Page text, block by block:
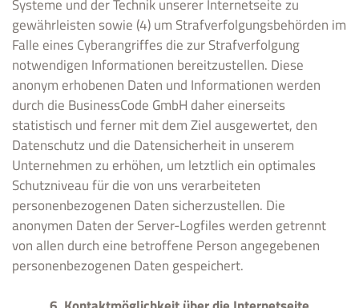
Systeme und der Technik unserer Internetseite zu
gewährleisten sowie (4) um Strafverfolgungsbehörden im
Falle eines Cyberangriffes die zur Strafverfolgung
notwendigen Informationen bereitzustellen. Diese
anonym erhobenen Daten und Informationen werden
durch die BusinessCode GmbH daher einerseits
statistisch und ferner mit dem Ziel ausgewertet, den
Datenschutz und die Datensicherheit in unserem
Unternehmen zu erhöhen, um letztlich ein optimales
Schutzniveau für die von uns verarbeiteten
personenbezogenen Daten sicherzustellen. Die
anonymen Daten der Server-Logfiles werden getrennt
von allen durch eine betroffene Person angegebenen
personenbezogenen Daten gespeichert.